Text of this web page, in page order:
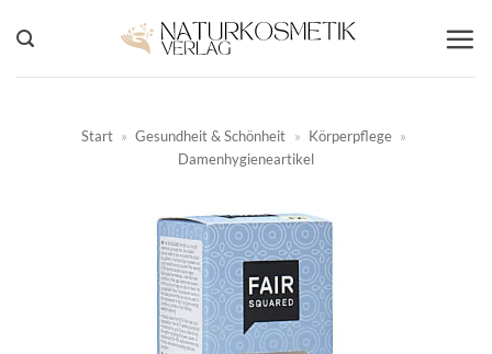
Inhalt
springen
Start » Gesundheit & Schönheit » Körperpflege »
Damenhygieneartikel